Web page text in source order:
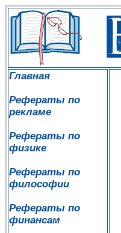
Главная
Рефераты по
рекламе
Рефераты по
физике
Рефераты по
философии
Рефераты по
финансам